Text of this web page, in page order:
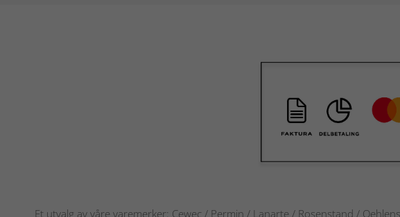
Et utvalg av våre varemerker: Cewec / Permin / Lanarte / Rosenstand /